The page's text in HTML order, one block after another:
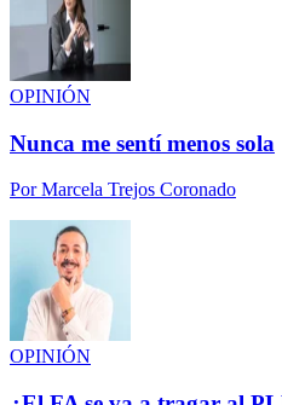
OPINIÓN
Nunca me sentí menos sola
PorMarcela Trejos Coronado
OPINIÓN